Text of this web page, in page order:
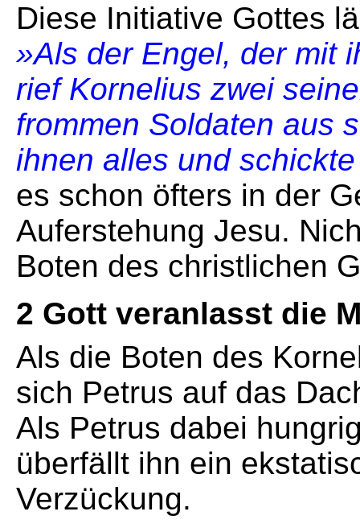
Diese Initiative Gottes
»Als der Engel, der mit
rief Kornelius zwei
frommen Soldaten aus
ihnen alles und
es schon öfters in der
Auferstehung Jesu.
Boten des christlichen
2 Gott veranlasst die
Als die Boten des
sich Petrus auf das
Als Petrus dabei
überfällt ihn ein
Verzückung.